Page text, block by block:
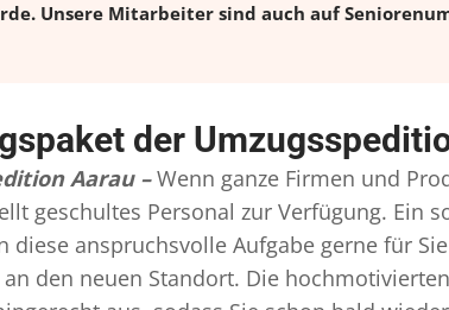
Unsere Mitarbeiter sind auch auf
der
Aarau – Wenn ganze Firmen und
geschultes Personal zur Verfügung. Ein
diese anspruchsvolle Aufgabe gerne für
den neuen Standort. Die